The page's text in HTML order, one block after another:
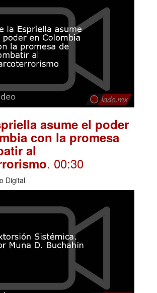
asume el poder
con la promesa
al
. 00:30
Digital